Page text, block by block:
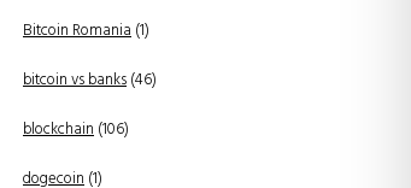
Bitcoin Romania(1)
bitcoin vs banks(46)
blockchain(106)
dogecoin(1)